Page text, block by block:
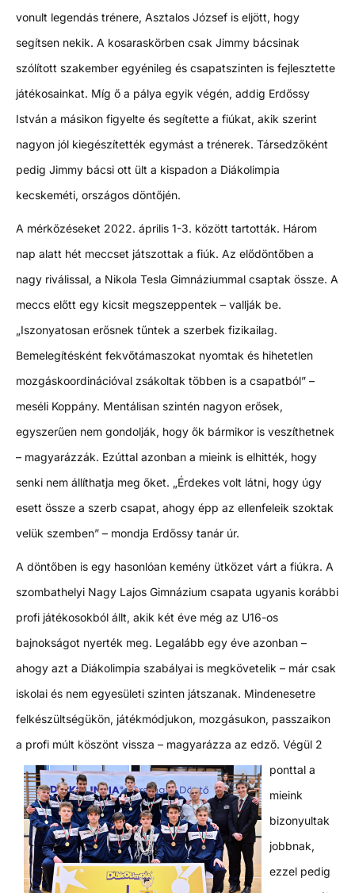
vonult legendás trénere, Asztalos József is eljött, hogy
segítsen nekik. A kosaraskörben csak Jimmy bácsinak
szólított szakember egyénileg és csapatszinten is fejlesztette
játékosainkat. Míg ő a pálya egyik végén, addig Erdőssy
István a másikon figyelte és segítette a fiúkat, akik szerint
nagyon jól kiegészítették egymást a trénerek. Társedzőként
pedig Jimmy bácsi ott ült a kispadon a Diákolimpia
kecskeméti, országos döntőjén.
A mérkőzéseket 2022. április 1-3. között tartották. Három
nap alatt hét meccset játszottak a fiúk. Az elődöntőben a
nagy riválissal, a Nikola Tesla Gimnáziummal csaptak össze. A
meccs előtt egy kicsit megszeppentek – vallják be.
„Iszonyatosan erősnek tűntek a szerbek fizikailag.
Bemelegítésként fekvőtámaszokat nyomtak és hihetetlen
mozgáskoordinációval zsákoltak többen is a csapatból” –
meséli Koppány. Mentálisan szintén nagyon erősek,
egyszerűen nem gondolják, hogy ők bármikor is veszíthetnek
– magyarázzák. Ezúttal azonban a mieink is elhitték, hogy
senki nem állíthatja meg őket. „Érdekes volt látni, hogy úgy
esett össze a szerb csapat, ahogy épp az ellenfeleik szoktak
velük szemben” – mondja Erdőssy tanár úr.
A döntőben is egy hasonlóan kemény ütközet várt a fiúkra. A
szombathelyi Nagy Lajos Gimnázium csapata ugyanis korábbi
profi játékosokból állt, akik két éve még az U16-os
bajnokságot nyerték meg. Legalább egy éve azonban –
ahogy azt a Diákolimpia szabályai is megkövetelik – már csak
iskolai és nem egyesületi szinten játszanak. Mindenesetre
felkészültségükön, játékmódjukon, mozgásukon, passzaikon
a profi múlt köszönt vissza – magyarázza az edző. Végül 2
ponttal a
mieink
bizonyultak
jobbnak,
ezzel pedig